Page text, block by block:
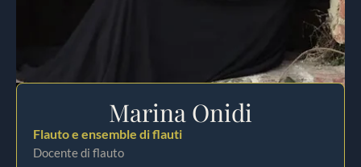
Marina Onidi
Flauto e ensemble di flauti
Docente di flauto